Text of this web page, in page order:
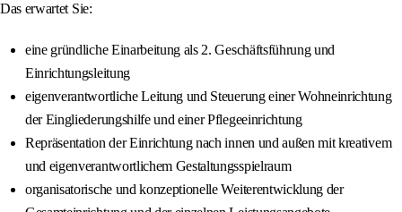
Das erwartet Sie:
eine gründliche Einarbeitung als 2. Geschäftsführung und
Einrichtungsleitung
eigenverantwortliche Leitung und Steuerung einer Wohneinrichtung
der Eingliederungshilfe und einer Pflegeeinrichtung
Repräsentation der Einrichtung nach innen und außen mit kreativem
und eigenverantwortlichem Gestaltungsspielraum
organisatorische und konzeptionelle Weiterentwicklung der